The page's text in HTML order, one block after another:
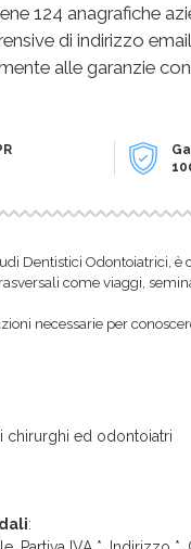
124 anagrafiche
di indirizzo
alle garanzie
Dentistici Odontoiatrici,
come viaggi,
necessarie per
chirurghi ed odontoiatri
: